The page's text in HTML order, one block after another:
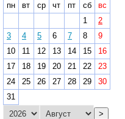
пн
вт ср чт пт сб
вс
1
2
3
4 5 6 7 8
9
10
11 12 13 14 15
16
17
18 19 20 21 22
23
24
25 26 27 28 29
30
31
>